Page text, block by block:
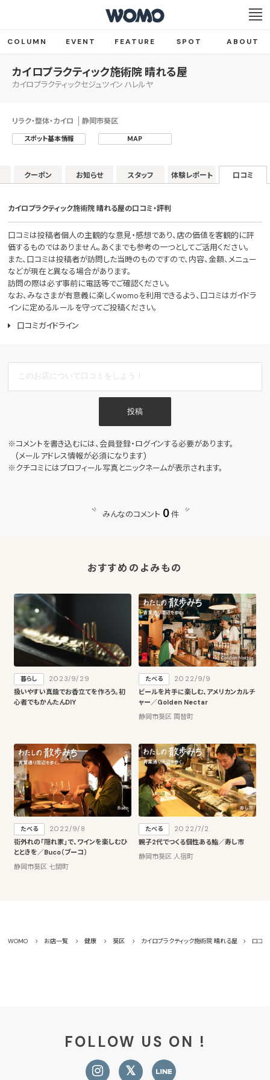
COLUMN EVENT FEATURE SPOT ABOUT
カイロプラクティック施術院 晴れる屋
カイロプラクティックセジュツイン ハレルヤ
リラク・整体・カイロ 静岡市葵区
スポット基本情報 MAP
クーポン お知らせ スタッフ 体験レポート 口コミ
カイロプラクティック施術院 晴れる屋の口コミ・評判
口コミは投稿者個人の主観的な意見・感想であり、店の価値を客観的に評
価するものではありません。あくまでも参考の一つとしてご活用ください。
また、口コミは投稿者が訪問した当時のものですので、内容、金額、メニュー
などが現在と異なる場合があります。
訪問の際は必ず事前に電話等でご確認ください。
なお、みなさまが有意義に楽しくwomoを利用できるよう、口コミはガイドラ
インに定めるルールを守ってご投稿ください。
口コミガイドライン
投稿
※コメントを書き込むには、会員登録・ログインする必要があります。
(メールアドレス情報が必須になります)
※クチコミにはプロフィール写真とニックネームが表示されます。
みんなのコメント 0 件
おすすめのよみもの
暮らし
2023/9/29
扱いやすい真鍮でお香立てを作ろう。初
心者でもかんたんDIY
たべる
2022/9/9
ビールを片手に楽しむ、アメリカンカルチ
ャー／Golden Nectar
静岡市葵区 両替町
たべる
2022/9/8
街外れの「隠れ家」で、ワインを楽しむひ
とときを／Buco（ブーコ）
静岡市葵区 七間町
たべる
2022/7/2
親子2代でつくる個性ある鮨／寿し市
静岡市葵区 人宿町
WOMO お店一覧 健康 葵区 カイロプラクティック施術院 晴れる屋 口コ
FOLLOW US ON !